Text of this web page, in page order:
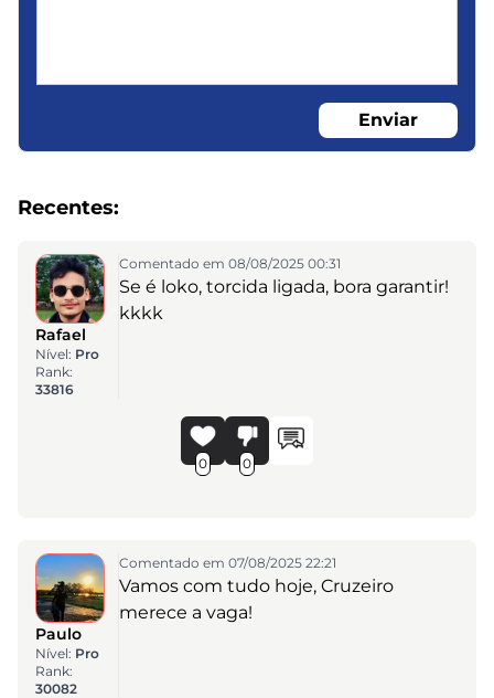
Enviar
Recentes:
Rafael
Nível: Pro
Rank:
33816
Comentado em 08/08/2025 00:31
Se é loko, torcida ligada, bora garantir!
kkkk
0 0
Paulo
Nível: Pro
Rank:
30082
Comentado em 07/08/2025 22:21
Vamos com tudo hoje, Cruzeiro
merece a vaga!